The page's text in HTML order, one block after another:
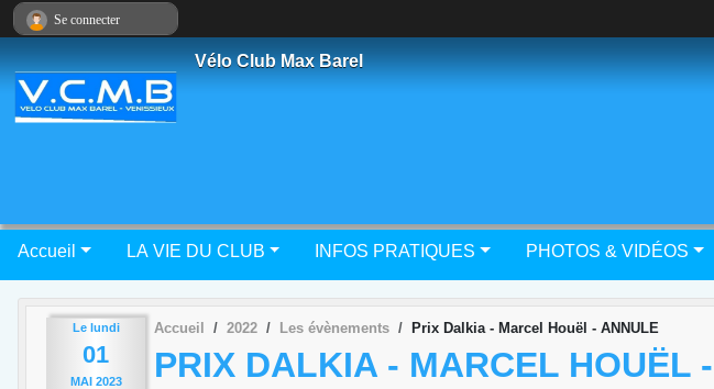
Vélo Club Max Barel
Accueil LA VIE DU CLUB INFOS PRATIQUES PHOTOS & VIDÉOS
Le lundi
01
MAI 2023
Accueil 2022 Les évènements Prix Dalkia - Marcel Houël - ANNULE
PRIX DALKIA - MARCEL HOUËL
Se connecter
Panneau de gestion des cookies